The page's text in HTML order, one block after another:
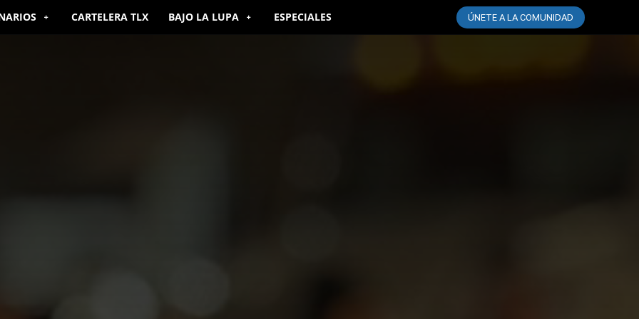
CARTELERA TLX BAJO LA LUPA ESPECIALES ÚNETE A LA COMUNIDAD